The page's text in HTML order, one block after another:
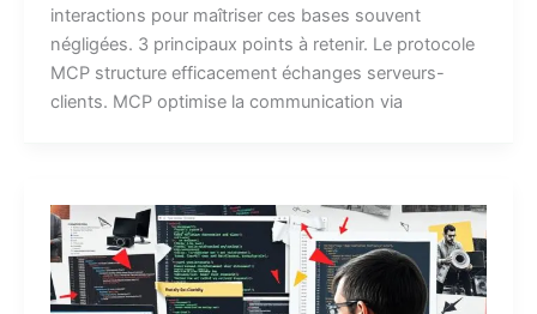
interactions pour maîtriser ces bases souvent
négligées. 3 principaux points à retenir. Le protocole
MCP structure efficacement échanges serveurs-
clients. MCP optimise la communication via